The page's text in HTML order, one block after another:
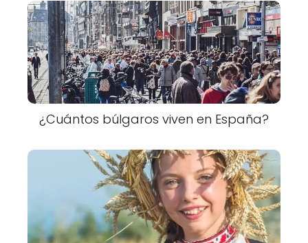
¿Cuántos búlgaros viven en España?